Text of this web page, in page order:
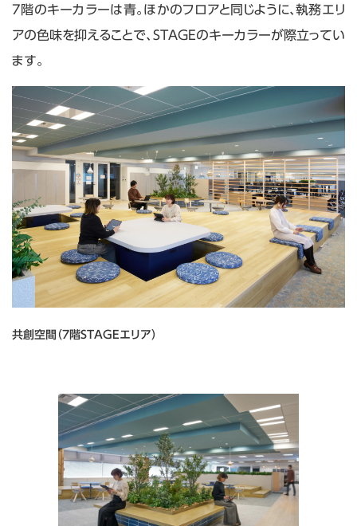
7階のキーカラーは青。ほかのフロアと同じように、執務エリ
アの色味を抑えることで、STAGEのキーカラーが際立ってい
ます。
共創空間（7階STAGEエリア）